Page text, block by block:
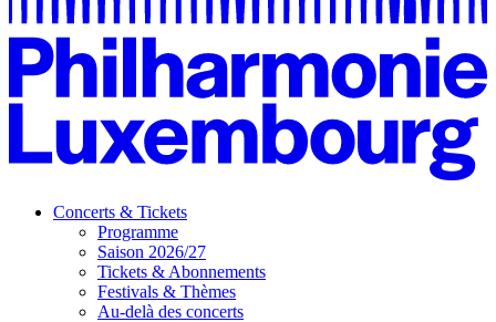
Concerts & Tickets
Programme
Saison 2026/27
Tickets & Abonnements
Festivals & Thèmes
Au-delà des concerts